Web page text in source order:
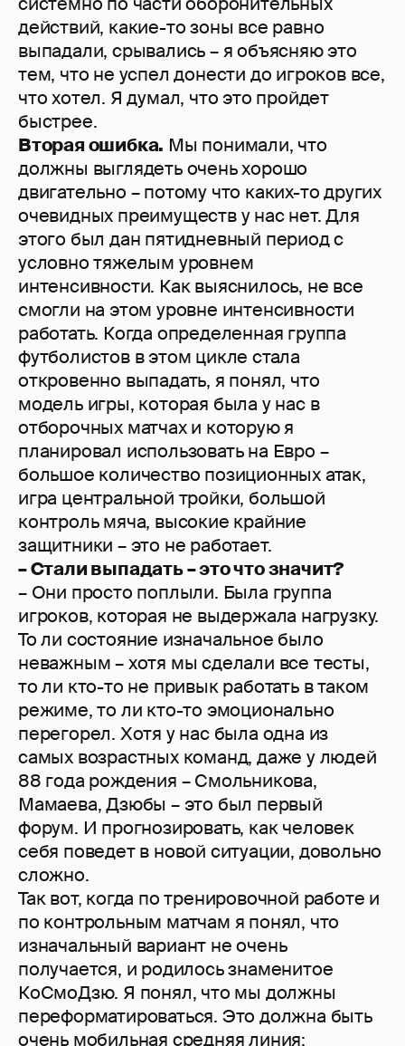
действий, какие-то зоны все равно
выпадали, срывались – я объясняю это
тем, что не успел донести до игроков все,
что хотел. Я думал, что это пройдет
быстрее.
Вторая ошибка. Мы понимали, что
должны выглядеть очень хорошо
двигательно – потому что каких-то других
очевидных преимуществ у нас нет. Для
этого был дан пятидневный период с
условно тяжелым уровнем
интенсивности. Как выяснилось, не все
смогли на этом уровне интенсивности
работать. Когда определенная группа
футболистов в этом цикле стала
откровенно выпадать, я понял, что
модель игры, которая была у нас в
отборочных матчах и которую я
планировал использовать на Евро –
большое количество позиционных атак,
игра центральной тройки, большой
контроль мяча, высокие крайние
защитники – это не работает.
– Стали выпадать – это что значит?
– Они просто поплыли. Была группа
игроков, которая не выдержала нагрузку.
То ли состояние изначальное было
неважным – хотя мы сделали все тесты,
то ли кто-то не привык работать в таком
режиме, то ли кто-то эмоционально
перегорел. Хотя у нас была одна из
самых возрастных команд, даже у людей
88 года рождения – Смольникова,
Мамаева, Дзюбы – это был первый
форум. И прогнозировать, как человек
себя поведет в новой ситуации, довольно
сложно.
Так вот, когда по тренировочной работе и
по контрольным матчам я понял, что
изначальный вариант не очень
получается, и родилось знаменитое
КоСмоДзю. Я понял, что мы должны
переформатироваться. Это должна быть
очень мобильная средняя линия: